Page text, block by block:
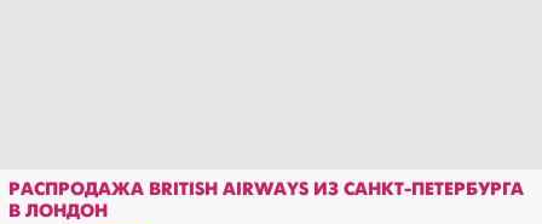
РАСПРОДАЖА BRITISH AIRWAYS ИЗ САНКТ-ПЕТЕРБУРГА
В ЛОНДОН